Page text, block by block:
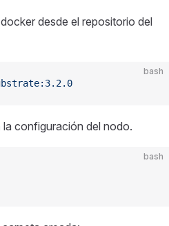
desde el repositorio del
bash
configuración del nodo.
bash